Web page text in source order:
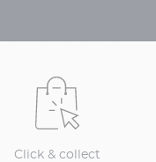
Click & collect